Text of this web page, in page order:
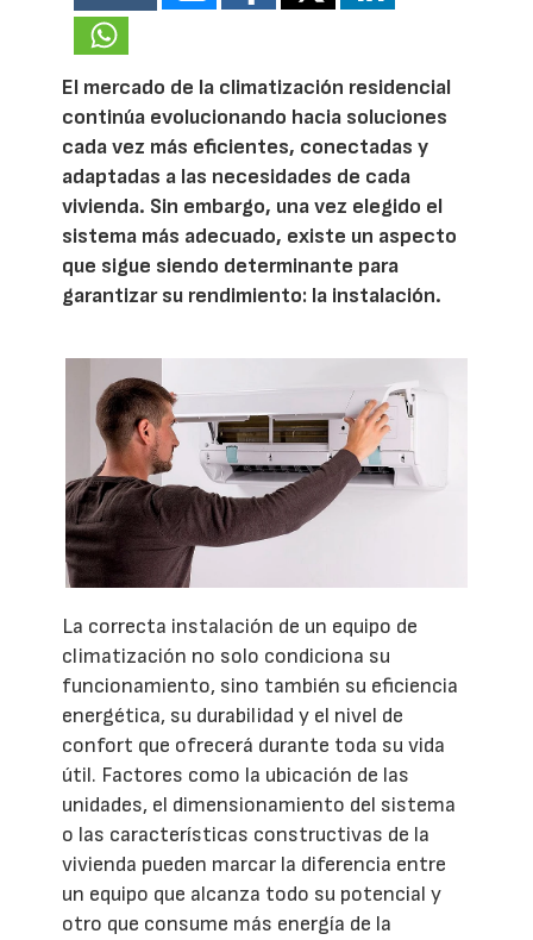
El mercado de la climatización residencial
continúa evolucionando hacia soluciones
cada vez más eficientes, conectadas y
adaptadas a las necesidades de cada
vivienda. Sin embargo, una vez elegido el
sistema más adecuado, existe un aspecto
que sigue siendo determinante para
garantizar su rendimiento: la instalación.
La correcta instalación de un equipo de
climatización no solo condiciona su
funcionamiento, sino también su eficiencia
energética, su durabilidad y el nivel de
confort que ofrecerá durante toda su vida
útil. Factores como la ubicación de las
unidades, el dimensionamiento del sistema
o las características constructivas de la
vivienda pueden marcar la diferencia entre
un equipo que alcanza todo su potencial y
otro que consume más energía de la